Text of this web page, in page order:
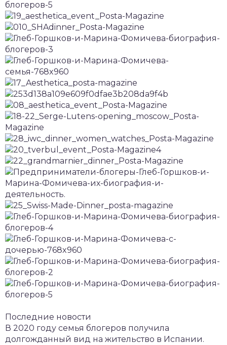
Последние новости
В 2020 году семья блогеров получила
долгожданный вид на жительство в Испании.